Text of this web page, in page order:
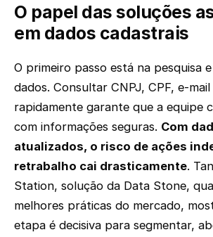
O papel das soluções
em dados cadastrais
O primeiro passo está na pesquisa
dados. Consultar CNPJ, CPF, e-
rapidamente garante que a equipe
com informações seguras. Com
atualizados, o risco de ações
retrabalho cai drasticamente.
Station, solução da Data Stone,
melhores práticas do mercado,
etapa é decisiva para segmentar,